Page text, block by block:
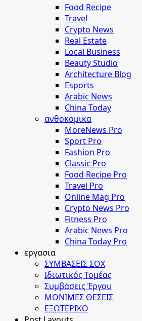
Food Recipe
Travel
Crypto News
Real Estate
Local Business
Beauty Studio
Architecture Blog
Esports
Arabic News
China Today
ανθοκομικα
MoreNews Pro
Sport Pro
Fashion Pro
Classic Pro
Food Recipe Pro
Travel Pro
Online Mag Pro
Crypto News Pro
Fitness Pro
Arabic News Pro
China Today Pro
εργασια
ΣΥΜΒΑΣΕΙΣ ΣΟΧ
Ιδιωτικός Τομέας
Συμβάσεις Έργου
ΜΟΝΙΜΕΣ ΘΕΣΕΙΣ
ΕΞΩΤΕΡΙΚΟ